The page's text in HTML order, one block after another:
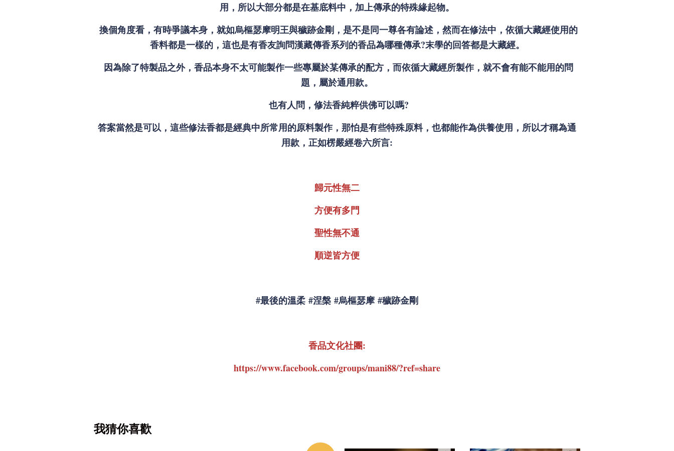
用，所以大部分都是在基底料中，加上傳承的特殊緣起物。
換個角度看，有時爭議本身，就如烏樞瑟摩明王與穢跡金剛，是不是同一尊各有論述，然而在修法中，依循大藏經使用的
香料都是一樣的，這也是有香友詢問漢藏傳香系列的香品為哪種傳承?末學的回答都是大藏經。
因為除了特製品之外，香品本身不太可能製作一些專屬於某傳承的配方，而依循大藏經所製作，就不會有能不能用的問
題，屬於通用款。
也有人問，修法香純粹供佛可以嗎?
答案當然是可以，這些修法香都是經典中所常用的原料製作，那怕是有些特殊原料，也都能作為供養使用，所以才稱為通
用款，正如楞嚴經卷六所言:
歸元性無二
方便有多門
聖性無不通
順逆皆方便
#最後的溫柔 #涅槃 #烏樞瑟摩 #穢跡金剛
香品文化社團:
https://www.facebook.com/groups/mani88/?ref=share
我猜你喜歡